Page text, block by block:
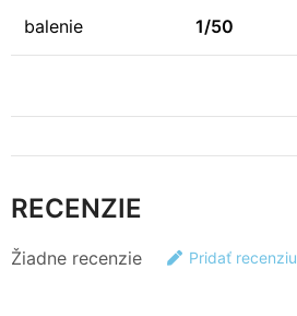
balenie 1/50
RECENZIE
Žiadne recenzie Pridať recenziu